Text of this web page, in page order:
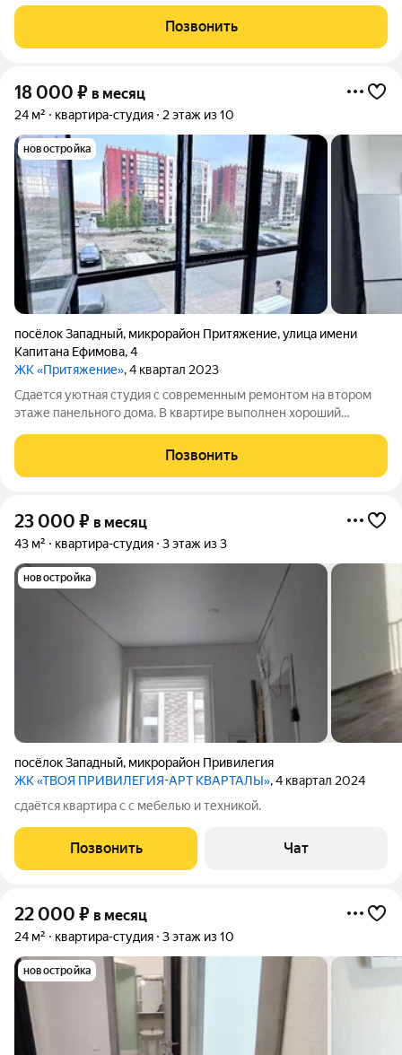
вариант для тех, кто ценит комфорт и активный образ жизни.
Локация: Дом расположен
Позвонить
18 000 ₽ в месяц
24 м² квартира-студия 2 этаж из 10
новостройка
посёлок Западный, микрорайон Притяжение,улица имени
Капитана Ефимова,4
ЖК «Притяжение», 4 квартал 2023
Сдается уютная студия с современным ремонтом на втором
этаже панельного дома. В квартире выполнен хороший
лоджия позволяет наслаждаться свежим воздухом. Внутри
вас ждет стильная мебель:
Позвонить
23 000 ₽ в месяц
43 м² квартира-студия 3 этаж из 3
новостройка
посёлок Западный, микрорайон Привилегия
ЖК «ТВОЯ ПРИВИЛЕГИЯ-АРТ КВАРТАЛЫ», 4 квартал 2024
сдаётся квартира с с мебелью и техникой.
Позвонить Чат
22 000 ₽ в месяц
24 м² квартира-студия 3 этаж из 10
новостройка